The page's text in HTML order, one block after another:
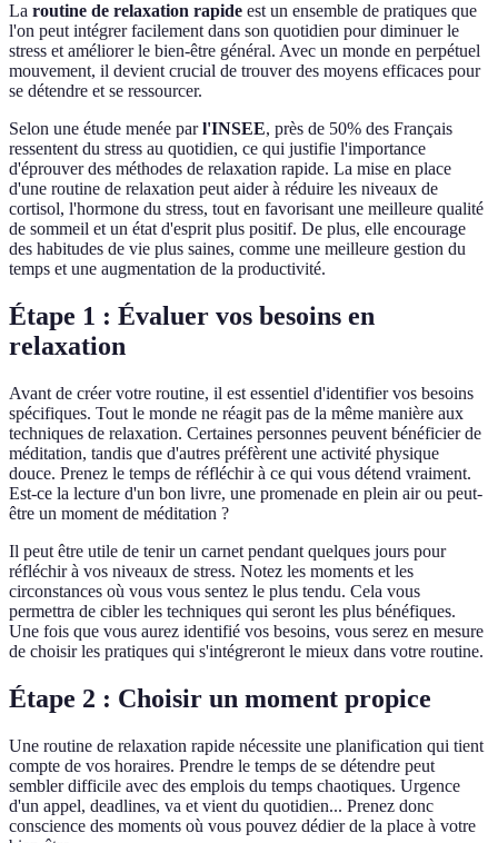
La routine de relaxation rapide est un ensemble de pratiques que
l'on peut intégrer facilement dans son quotidien pour diminuer le
stress et améliorer le bien-être général. Avec un monde en perpétuel
mouvement, il devient crucial de trouver des moyens efficaces pour
se détendre et se ressourcer.
Selon une étude menée parl'INSEE, près de 50% des Français
ressentent du stress au quotidien, ce qui justifie l'importance
d'éprouver des méthodes de relaxation rapide. La mise en place
d'une routine de relaxation peut aider à réduire les niveaux de
cortisol, l'hormone du stress, tout en favorisant une meilleure qualité
de sommeil et un état d'esprit plus positif. De plus, elle encourage
des habitudes de vie plus saines, comme une meilleure gestion du
temps et une augmentation de la productivité.
Étape 1 : Évaluer vos besoins en
relaxation
Avant de créer votre routine, il est essentiel d'identifier vos besoins
spécifiques. Tout le monde ne réagit pas de la même manière aux
techniques de relaxation. Certaines personnes peuvent bénéficier de
méditation, tandis que d'autres préfèrent une activité physique
douce. Prenez le temps de réfléchir à ce qui vous détend vraiment.
Est-ce la lecture d'un bon livre, une promenade en plein air ou peut-
être un moment de méditation ?
Il peut être utile de tenir un carnet pendant quelques jours pour
réfléchir à vos niveaux de stress. Notez les moments et les
circonstances où vous vous sentez le plus tendu. Cela vous
permettra de cibler les techniques qui seront les plus bénéfiques.
Une fois que vous aurez identifié vos besoins, vous serez en mesure
de choisir les pratiques qui s'intégreront le mieux dans votre routine.
Étape 2 : Choisir un moment propice
Une routine de relaxation rapide nécessite une planification qui tient
compte de vos horaires. Prendre le temps de se détendre peut
sembler difficile avec des emplois du temps chaotiques. Urgence
d'un appel, deadlines, va et vient du quotidien... Prenez donc
conscience des moments où vous pouvez dédier de la place à votre